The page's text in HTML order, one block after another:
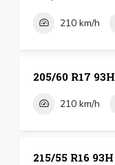
210 km/h
205/60 R17 93H
210 km/h
215/55 R16 93H